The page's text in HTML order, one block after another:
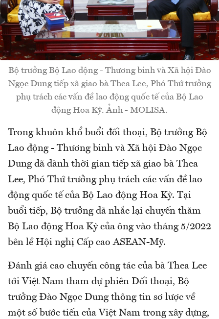
Bộ trưởng Bộ Lao động - Thương binh và Xã hội Đào
Ngọc Dung tiếp xã giao bà Thea Lee, Phó Thứ trưởng
phụ trách các vấn đề lao động quốc tế của Bộ Lao
động Hoa Kỳ. Ảnh - MOLISA.
Trong khuôn khổ buổi đối thoại, Bộ trưởng Bộ
Lao động - Thương binh và Xã hội Đào Ngọc
Dung đã dành thời gian tiếp xã giao bà Thea
Lee, Phó Thứ trưởng phụ trách các vấn đề lao
động quốc tế của Bộ Lao động Hoa Kỳ. Tại
buổi tiếp, Bộ trưởng đã nhắc lại chuyến thăm
Bộ Lao động Hoa Kỳ của ông vào tháng 5/2022
bên lề Hội nghị Cấp cao ASEAN-Mỹ.
Đánh giá cao chuyến công tác của bà Thea Lee
tới Việt Nam tham dự phiên Đối thoại, Bộ
trưởng Đào Ngọc Dung thông tin sơ lược về
một số bước tiến của Việt Nam trong xây dựng,